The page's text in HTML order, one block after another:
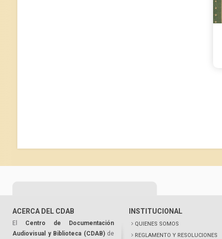
ACERCA DEL CDAB
El Centro de Documentación
Audiovisual y Biblioteca (CDAB)de
INSTITUCIONAL
QUIENES SOMOS
REGLAMENTO Y RESOLUCIONES